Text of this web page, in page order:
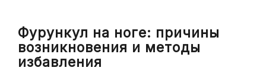
Фурункул на ноге: причины
возникновения и методы
избавления